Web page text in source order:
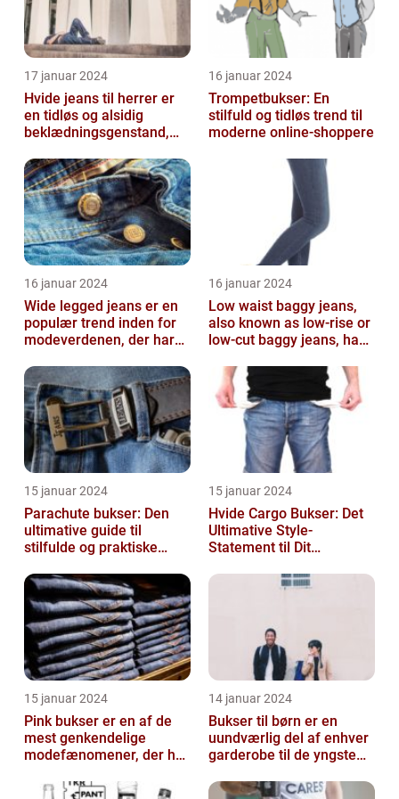
17 januar 2024
Hvide jeans til herrer er
en tidløs og alsidig
beklædningsgenstand,
ren...
16 januar 2024
Trompetbukser: En
stilfuld og tidløs trend til
moderne online-shoppere
16 januar 2024
Wide legged jeans er en
populær trend inden for
modeverdenen, der har
blandt...
16 januar 2024
Low waist baggy jeans,
also known as low-rise or
low-cut baggy jeans, have
popular ...
15 januar 2024
Parachute bukser: Den
ultimative guide til
stilfulde og praktiske
15 januar 2024
Hvide Cargo Bukser: Det
Ultimative Style-
Statement til Dit
15 januar 2024
Pink bukser er en af de
mest genkendelige
modefænomener, der har
catwalken til garde...
14 januar 2024
Bukser til børn er en
uundværlig del af enhver
garderobe til de yngste